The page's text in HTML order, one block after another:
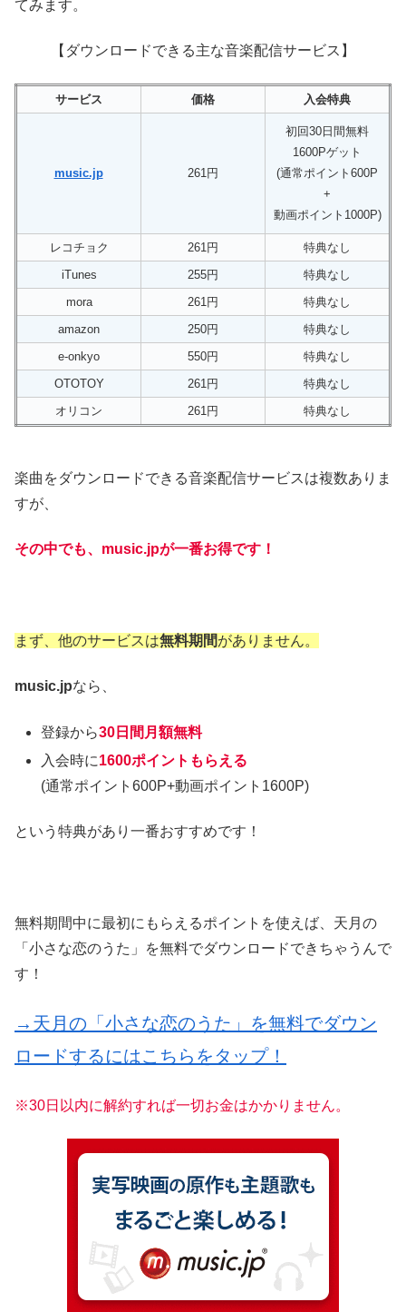
てみます。
【ダウンロードできる主な音楽配信サービス】
サービス 価格 入会特典
music.jp 261円
初回30日間無料
1600Pゲット
(通常ポイント600P
+
動画ポイント1000P)
レコチョク 261円
特典なし
iTunes
255円
特典なし
mora
261円
特典なし
amazon
250円
特典なし
e-onkyo
550円
特典なし
OTOTOY
261円
特典なし
オリコン
261円 特典なし
楽曲をダウンロードできる音楽配信サービスは複数ありま
すが、
その中でも、music.jpが一番お得です！
まず、他のサービスは無料期間がありません。
music.jpなら、
登録から30日間月額無料
入会時に1600ポイントもらえる
(通常ポイント600P+動画ポイント1600P)
という特典があり一番おすすめです！
無料期間中に最初にもらえるポイントを使えば、天月の
「小さな恋のうた」を無料でダウンロードできちゃうんで
す！
→天月の「小さな恋のうた」を無料でダウン
ロードするにはこちらをタップ！
※30日以内に解約すれば一切お金はかかりません。